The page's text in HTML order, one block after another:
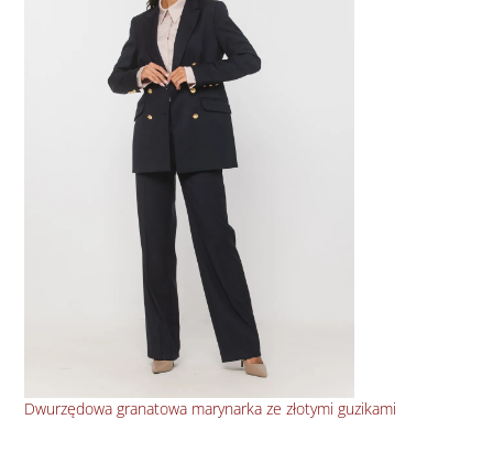
Dwurzędowa granatowa marynarka ze złotymi guzikami